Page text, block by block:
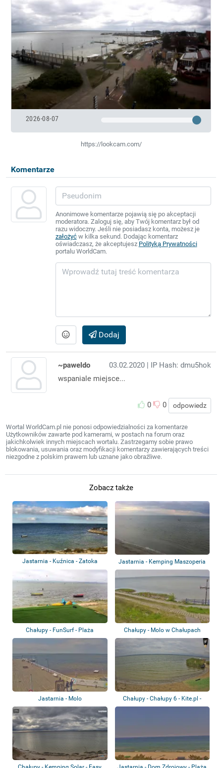
2026-08-07
https://lookcam.com/
Komentarze
Anonimowe komentarze pojawią się po akceptacji
moderatora. Zaloguj się, aby Twój komentarz był od
razu widoczny. Jeśli nie posiadasz konta, możesz je
założyćw kilka sekund. Dodając komentarz
oświadczasz, że akceptujesz Polityką Prywatności
portalu WorldCam.
Dodaj
03.02.2020 | IP Hash: dmu5hok
~paweldo
wspaniale miejsce...
0 0 odpowiedz
Wortal WorldCam.pl nie ponosi odpowiedzialności za komentarze
Użytkowników zawarte pod kamerami, w postach na forum oraz
jakichkolwiek innych miejscach wortalu. Zastrzegamy sobie prawo
blokowania, usuwania oraz modyfikacji komentarzy zawierających treści
niezgodne z polskim prawem lub uznane jako obraźliwe.
Zobacz także
Jastarnia - Kuźnica - Zatoka
Jastarnia - Kemping Maszoperia
Chałupy - FunSurf - Plaża Chałupy - Molo w Chałupach
Jastarnia - Molo
Chałupy - Chałupy 6 - Kite.pl -
Plaża